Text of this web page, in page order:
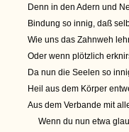
Denn in den Adern und
Bindung so innig, daß
Wie uns das Zahnweh
Oder wenn plötzlich
Da nun die Seelen so
Heil aus dem Körper
Aus dem Verbande mit
Wenn du nun etwa